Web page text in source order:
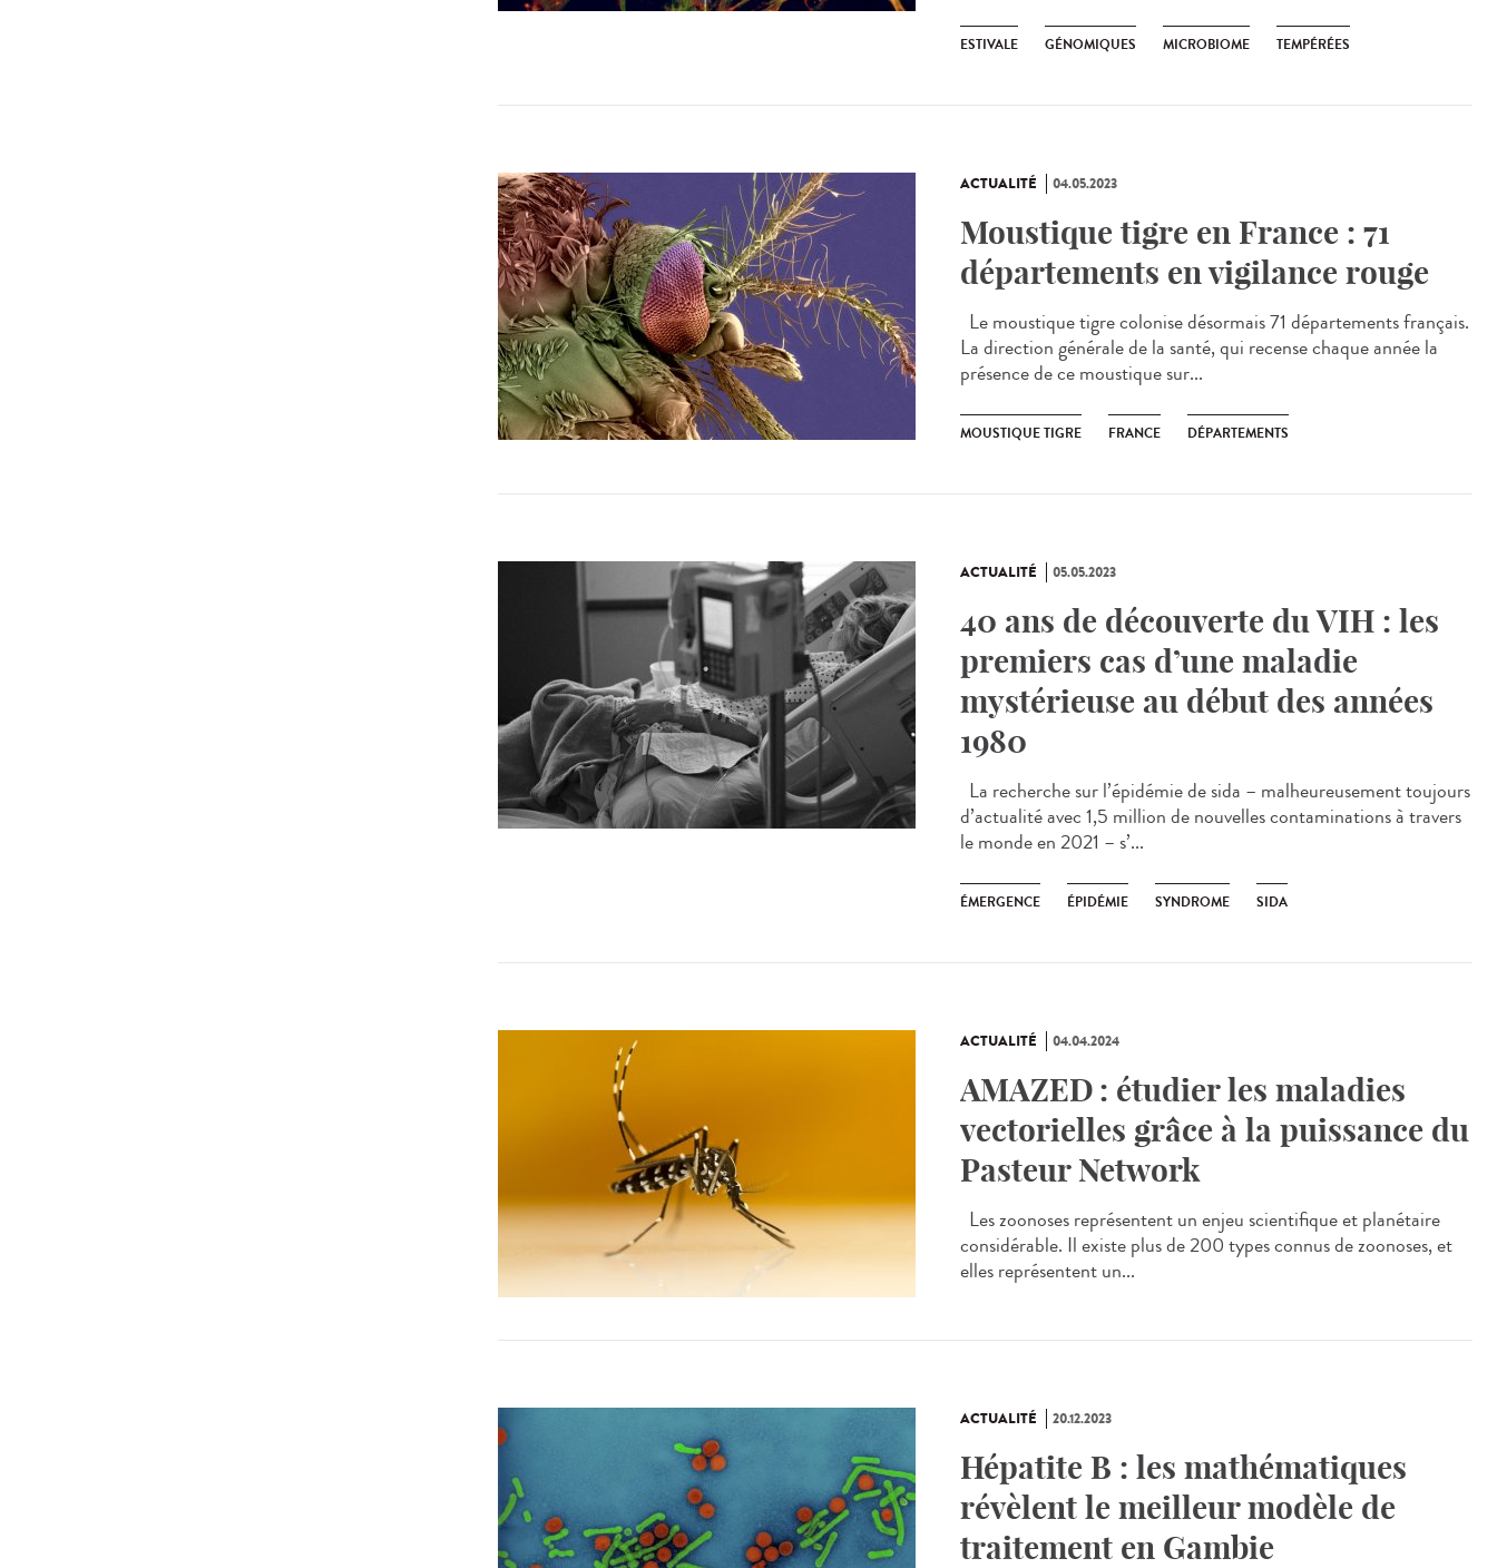
ESTIVALE GÉNOMIQUES MICROBIOME TEMPÉRÉES
ACTUALITÉ 04.05.2023
Moustique tigre en France : 71
départements en vigilance rouge
Le moustique tigre colonise désormais 71 départements français.
La direction générale de la santé, qui recense chaque année la
présence de ce moustique sur...
MOUSTIQUE TIGRE FRANCE DÉPARTEMENTS
ACTUALITÉ 05.05.2023
40 ans de découverte du VIH : les
premiers cas d’une maladie
mystérieuse au début des années
1980
La recherche sur l’épidémie de sida – malheureusement toujours
d’actualité avec 1,5 million de nouvelles contaminations à travers
le monde en 2021 – s’...
ÉMERGENCE ÉPIDÉMIE SYNDROME SIDA
ACTUALITÉ 04.04.2024
AMAZED : étudier les maladies
vectorielles grâce à la puissance du
Pasteur Network
Les zoonoses représentent un enjeu scientifique et planétaire
considérable. Il existe plus de 200 types connus de zoonoses, et
elles représentent un...
ACTUALITÉ 20.12.2023
Hépatite B : les mathématiques
révèlent le meilleur modèle de
traitement en Gambie